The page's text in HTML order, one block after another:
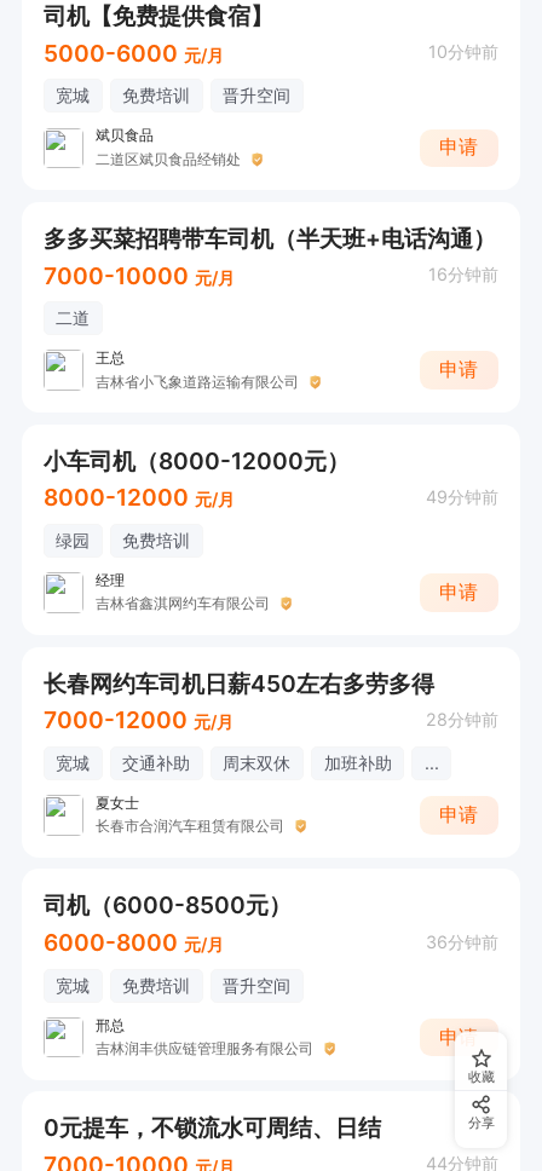
司机【免费提供食宿】
5000-6000 元/月 10分钟前
宽城 免费培训 晋升空间
斌贝食品
二道区斌贝食品经销处
申请
多多买菜招聘带车司机（半天班+电话沟通）
7000-10000 元/月 16分钟前
二道
王总
吉林省小飞象道路运输有限公司
申请
小车司机（8000-12000元）
8000-12000 元/月 49分钟前
绿园 免费培训
经理
吉林省鑫淇网约车有限公司
申请
长春网约车司机日薪450左右多劳多得
7000-12000 元/月 28分钟前
宽城 交通补助 周末双休 加班补助 ...
夏女士
长春市合润汽车租赁有限公司
申请
司机（6000-8500元）
6000-8000 元/月 36分钟前
宽城 免费培训 晋升空间
邢总
吉林润丰供应链管理服务有限公司
申请
0元提车，不锁流水可周结、日结
7000-10000 元/月 44分钟前
收藏
分享